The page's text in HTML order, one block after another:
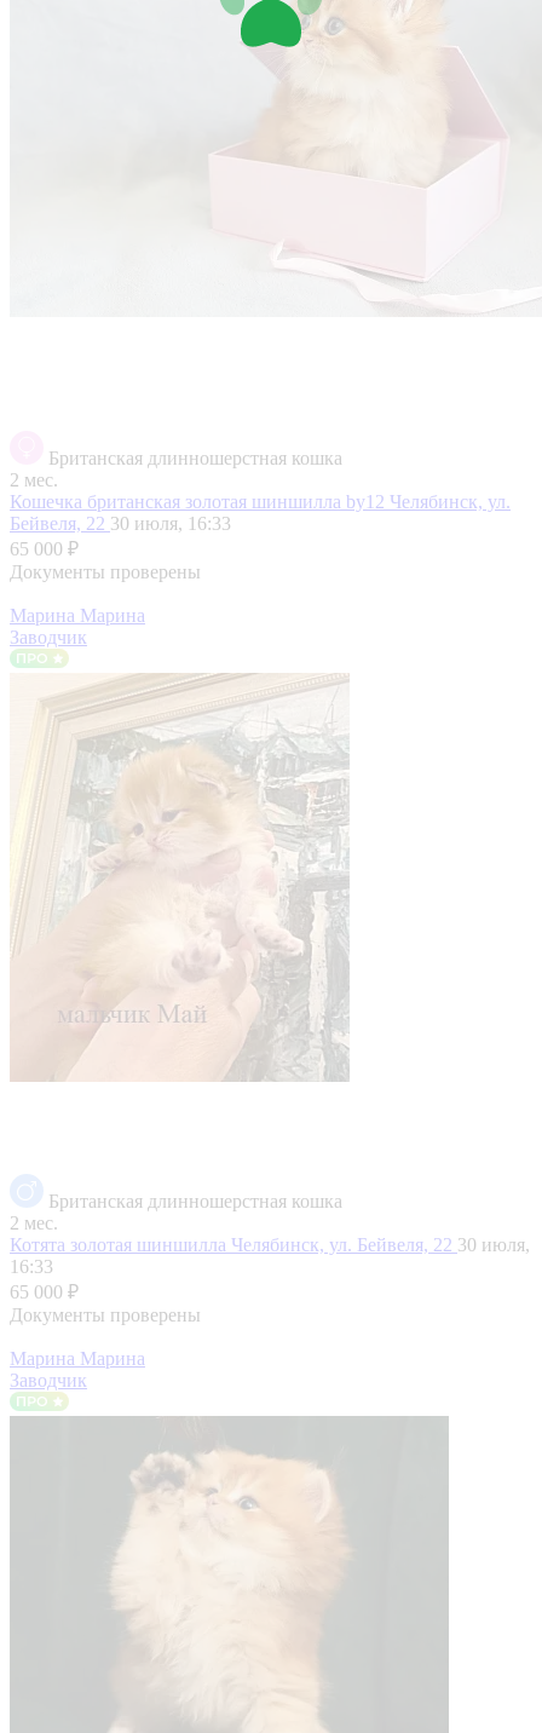
Британская длинношерстная кошка
2 мес.
Кошечка британская золотая шиншилла by12 Челябинск, ул.
Бейвеля, 22 30 июля, 16:33
65 000 ₽
Документы проверены
Марина Марина
Заводчик
Британская длинношерстная кошка
2 мес.
Котята золотая шиншилла Челябинск, ул. Бейвеля, 22 30 июля,
16:33
65 000 ₽
Документы проверены
Марина Марина
Заводчик